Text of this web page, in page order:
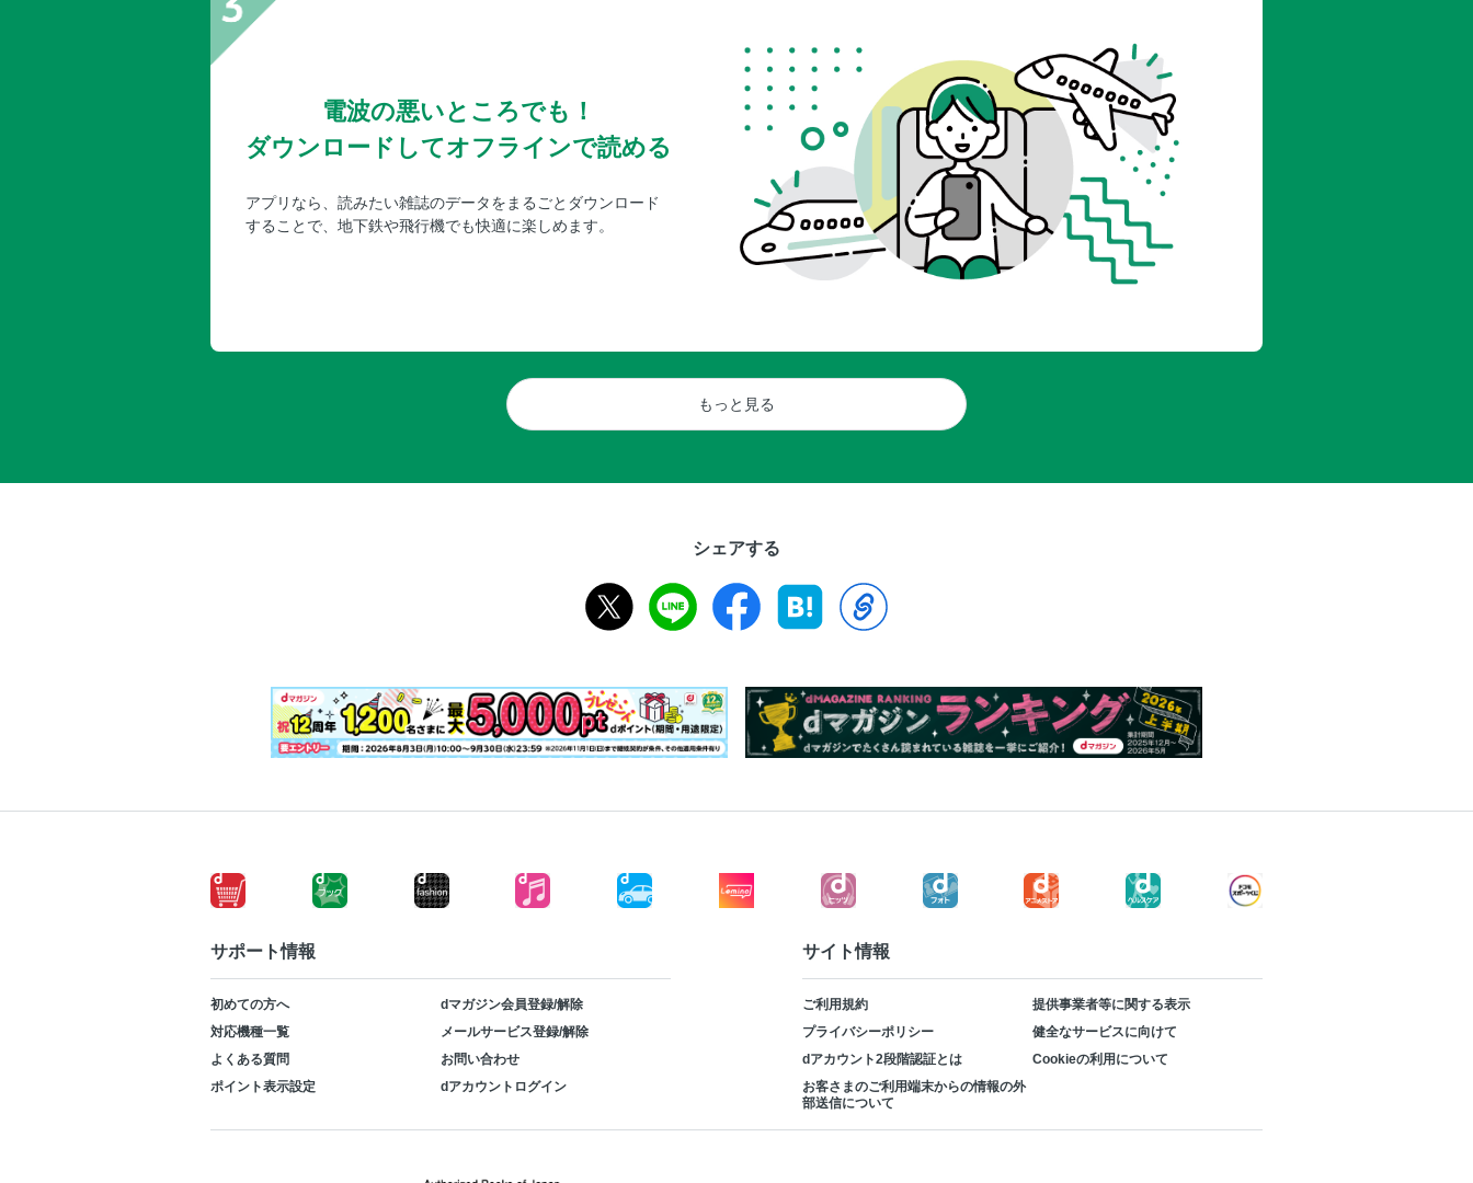
豆腐入り茶碗蒸し／簡単マーボー豆腐／豆腐と塩ざけの鉢蒸し／豆腐のかに
蒸し
●冷ややっこ じゃことにらの冷ややっこ／冷ややっこの肉みそかけ／まぐろ
とキムチのごま油あえやっこ／オニスラやっこ／セロリ梅肉やっこ
塩ごまじゃこやっこ／ピリ辛冷ややっこ／炒めたくあんやっこ／アボカドト
マトやっこ／ねぎチャーシューやっこ／ザーサイ温やっこ
●汁もの 豆腐とキャベツのスープ／豆腐とザーサイのスープ／豆腐の納豆チ
ゲ／ねばとろ豆腐の冷たいスープ
豆腐とにらのスープ／豆腐のとろろ昆布汁／豆腐のみそポタージュ／豆腐と
プルー
厚揚げのにらあんかけ／厚揚げのひき肉きのこあん
厚揚げのマヨグラタン／厚揚げと焼きなすのおひたし／厚揚げしゅうまい
油揚げピザ／野菜入りきつねコロッケ／ひき肉の油揚げ詰め焼き／油揚げと
●おから おからのお好み焼き／おからピザ風卵焼き
サラダ／おからのキムチ炒り煮
大豆加工品×サブおかず 豆腐とほうれん草のサラダ／豆腐とザーサイのサラ
ダ／豆腐のトマトサラダ／水菜とツナの豆腐サラダ／白あえサラダ／豆腐と
きゅうりのサラダ
七味炒め／油揚げの大根サラダ／油揚げときゅうりのごま酢あえ／油揚げの
玉ねぎとマッシュルームのスクランブルエッグ／卵と青菜のふわふわ炒め
もやし卵炒め、マーボーあんかけ／カリフラワー入りスクランブルエッグ／
卵と春キャベツのチャンプルー
エリンギとハムの卵炒め／ふんわり卵と牛肉、白菜のみそ炒め／卵と桜えび
●オムレツ もやしとひき肉のオープンオムレツ／和風オープンオムレツ／ベ
トナム風オムレツ
電波の悪いところでも！
ダウンロードしてオフラインで読める
アプリなら、読みたい雑誌のデータをまるごとダウンロード
することで、地下鉄や飛行機でも快適に楽しめます。
もっと見る
シェアする
サポート情報
初めての方へ
dマガジン会員登録/解除
対応機種一覧
メールサービス登録/解除
よくある質問
お問い合わせ
ポイント表示設定
dアカウントログイン
サイト情報
ご利用規約
提供事業者等に関する表示
プライバシーポリシー
健全なサービスに向けて
dアカウント2段階認証とは
Cookieの利用について
お客さまのご利用端末からの情報の外
部送信について